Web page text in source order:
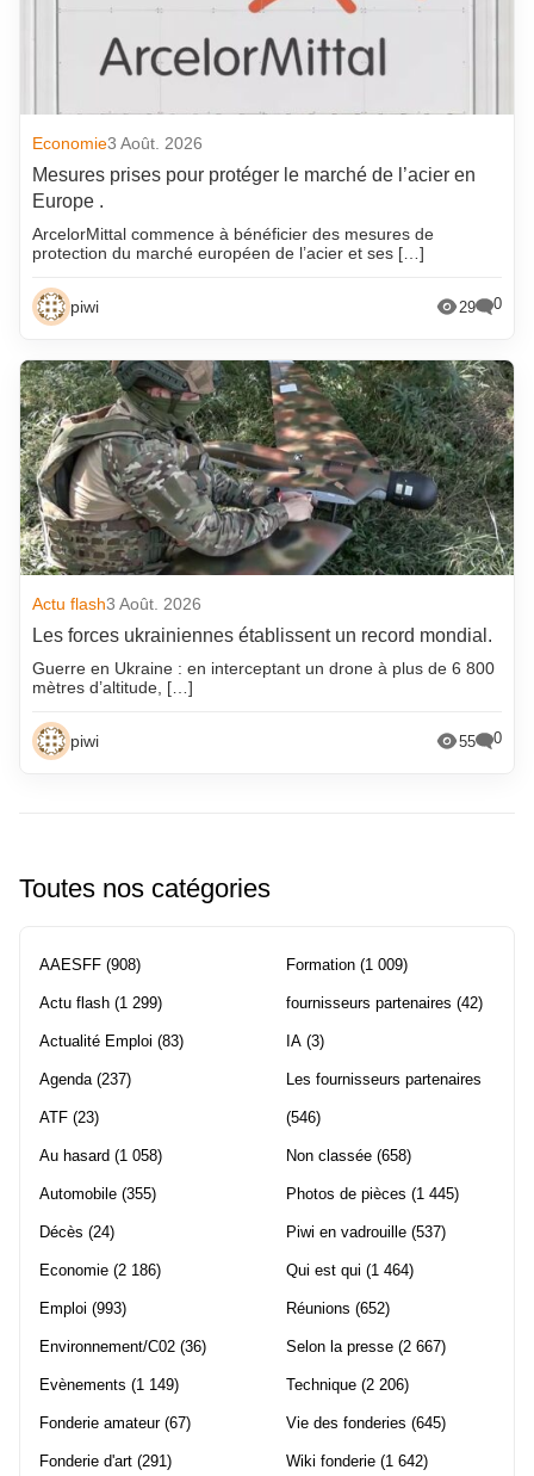
Economie3 Août. 2026
Mesures prises pour protéger le marché de l’acier en
Europe .
ArcelorMittal commence à bénéficier des mesures de
protection du marché européen de l’acier et ses […]
piwi 29 0
Actu flash3 Août. 2026
Les forces ukrainiennes établissent un record mondial.
Guerre en Ukraine : en interceptant un drone à plus de 6 800
mètres d’altitude, […]
piwi 55 0
Toutes nos catégories
AAESFF (908)
Actu flash (1 299)
Actualité Emploi (83)
Agenda(237)
ATF (23)
Au hasard (1 058)
Automobile (355)
Décès (24)
Economie (2 186)
Emploi (993)
Environnement/C02 (36)
Evènements (1 149)
Fonderie amateur(67)
Fonderie d'art (291)
Formation (1 009)
fournisseurs partenaires (42)
IA (3)
Les fournisseurs partenaires
(546)
Non classée (658)
Photos de pièces (1 445)
Piwi en vadrouille (537)
Qui est qui (1 464)
Réunions (652)
Selon la presse (2 667)
Technique (2 206)
Vie des fonderies (645)
Wiki fonderie (1 642)